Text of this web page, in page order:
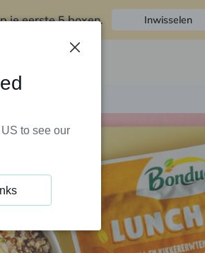
je eerste 5 boxen. Inwisselen
to see our